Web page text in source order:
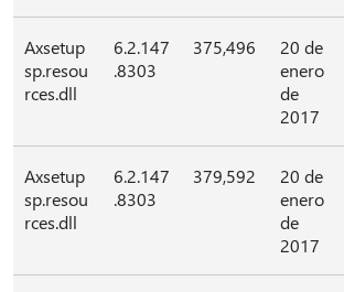
Axsetup
sp.resou
rces.dll
6.2.147
.8303
375,496
20 de
enero
de
2017
Axsetup
sp.resou
rces.dll
6.2.147
.8303
379,592
20 de
enero
de
2017